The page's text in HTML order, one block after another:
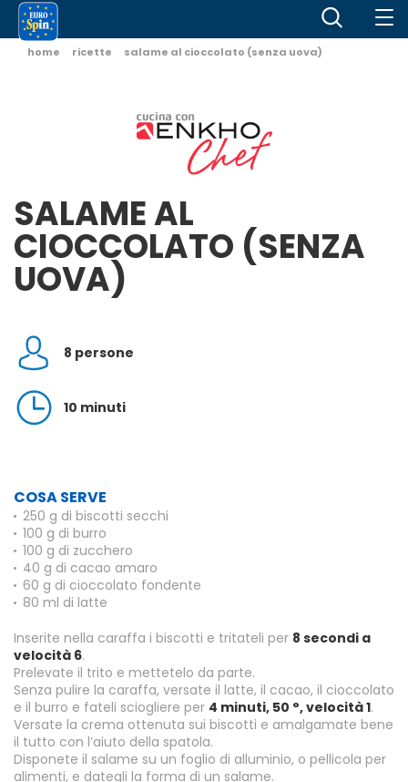
home ricette salame al cioccolato (senza uova)
SALAME AL
CIOCCOLATO (SENZA
UOVA)
8 persone
10 minuti
COSA SERVE
250 g di biscotti secchi
100 g di burro
100 g di zucchero
40 g di cacao amaro
60 g di cioccolato fondente
80 ml di latte
Inserite nella caraffa i biscotti e tritateli per 8 secondi a
velocità 6.
Prelevate il trito e mettetelo da parte.
Senza pulire la caraffa, versate il latte, il cacao, il cioccolato
e il burro e fateli sciogliere per 4 minuti, 50 °, velocità 1.
Versate la crema ottenuta sui biscotti e amalgamate bene
il tutto con l’aiuto della spatola.
Disponete il salame su un foglio di alluminio, o pellicola per
alimenti, e dategli la forma di un salame.